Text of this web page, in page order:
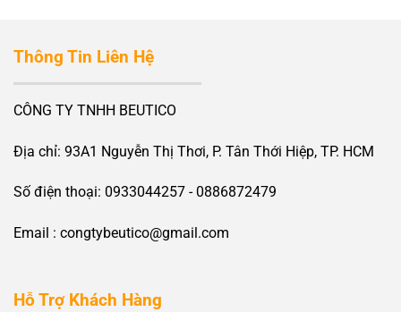
Thông Tin Liên Hệ
CÔNG TY TNHH BEUTICO
Địa chỉ: 93A1 Nguyễn Thị Thơi, P. Tân Thới Hiệp, TP. HCM
Số điện thoại: 0933044257 - 0886872479
Email : congtybeutico@gmail.com
Hỗ Trợ Khách Hàng